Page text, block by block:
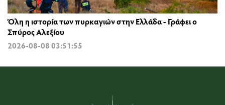
Όλη η ιστορία των πυρκαγιών στην Ελλάδα - Γράφει ο
Σπύρος Αλεξίου
2026-08-08 03:51:55